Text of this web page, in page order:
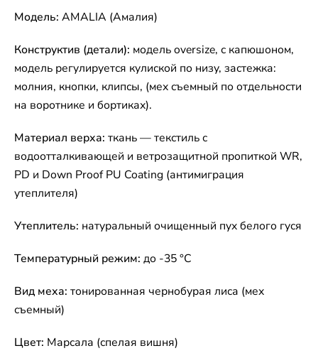
Модель: AMALIA (Амалия)
Конструктив (детали): модель oversize, с капюшоном,
модель регулируется кулиской по низу, застежка:
молния, кнопки, клипсы, (мех съемный по отдельности
на воротнике и бортиках).
Материал верха: ткань — текстиль с
водоотталкивающей и ветрозащитной пропиткой WR,
PD и Down Proof PU Coating (антимиграция
утеплителя)
Утеплитель: натуральный очищенный пух белого гуся
Температурный режим: до -35 °C
Вид меха: тонированная чернобурая лиса (мех
съемный)
Цвет: Марсала (спелая вишня)